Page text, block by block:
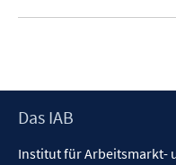
Footer
Das IAB
Institut für Arbeitsmarkt-